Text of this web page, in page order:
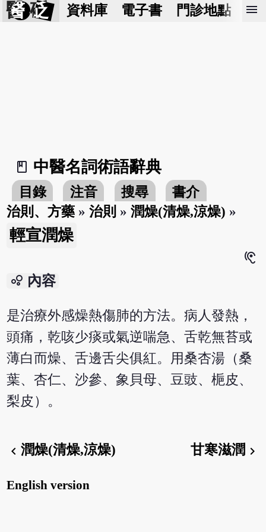
醫 砭 資料庫 電子書 門診地點 預
menu
book_2
中醫名詞術語辭典
目錄 注音 搜尋
書介
治則、方藥 »治則 »潤燥(清燥,涼燥) »
輕宣潤燥
hearing
bubble_chart 內容
是治療外感燥熱傷肺的方法。病人發熱，
頭痛，乾咳少痰或氣逆喘急、舌乾無苔或
薄白而燥、舌邊舌尖俱紅。用桑杏湯（桑
葉、杏仁、沙參、象貝母、豆豉、梔皮、
梨皮）。
chevron_left潤燥(清燥,涼燥) 甘寒滋潤chevron_right
English version